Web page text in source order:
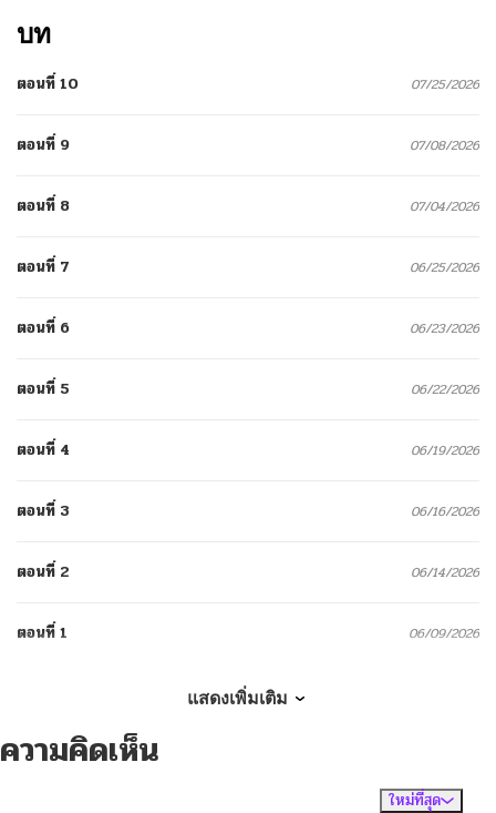
บท
ตอนที่ 10 07/25/2026
ตอนที่ 9 07/08/2026
ตอนที่ 8 07/04/2026
ตอนที่ 7 06/25/2026
ตอนที่ 6 06/23/2026
ตอนที่ 5 06/22/2026
ตอนที่ 4 06/19/2026
ตอนที่ 3 06/16/2026
ตอนที่ 2 06/14/2026
ตอนที่ 1 06/09/2026
แสดงเพิ่มเติม
ความคิดเห็น
ใหม่ที่สุด